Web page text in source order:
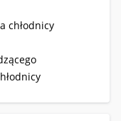
chłodnicy